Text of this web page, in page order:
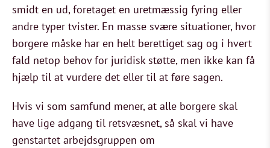
smidt en ud, foretaget en uretmæssig fyring eller
andre typer tvister. En masse svære situationer, hvor
borgere måske har en helt berettiget sag og i hvert
fald netop behov for juridisk støtte, men ikke kan få
hjælp til at vurdere det eller til at føre sagen.
Hvis vi som samfund mener, at alle borgere skal
have lige adgang til retsvæsnet, så skal vi have
genstartet arbejdsgruppen om